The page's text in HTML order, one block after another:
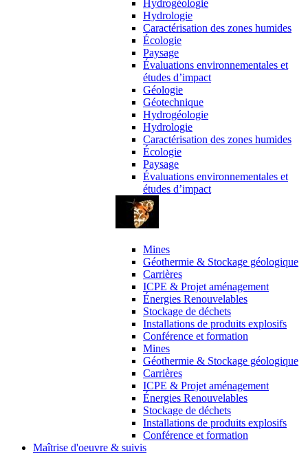
Hydrogéologie
Hydrologie
Caractérisation des zones humides
Écologie
Paysage
Évaluations environnementales et
études d’impact
Géologie
Géotechnique
Hydrogéologie
Hydrologie
Caractérisation des zones humides
Écologie
Paysage
Évaluations environnementales et
études d’impact
Mines
Géothermie & Stockage géologique
Carrières
ICPE & Projet aménagement
Énergies Renouvelables
Stockage de déchets
Installations de produits explosifs
Conférence et formation
Mines
Géothermie & Stockage géologique
Carrières
ICPE & Projet aménagement
Énergies Renouvelables
Stockage de déchets
Installations de produits explosifs
Conférence et formation
Maîtrise d'oeuvre & suivis